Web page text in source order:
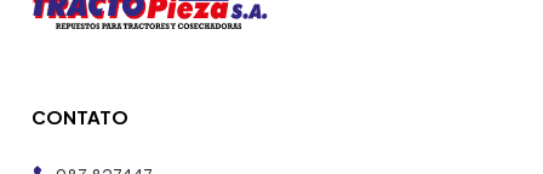
CONTATO